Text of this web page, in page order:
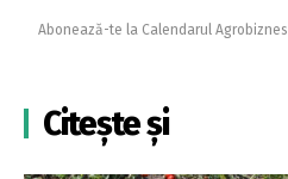
Abonează-te la Calendarul Agrobiznes
Citește și